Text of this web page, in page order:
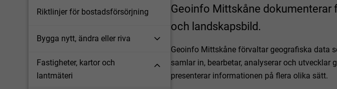
Riktlinjer för bostadsförsörjning
Bygga nytt, ändra eller riva
Fastigheter, kartor och
lantmäteri
Geoinfo Mittskåne dokumenterar
och landskapsbild.
Geoinfo Mittskåne förvaltar geografiska data
samlar in, bearbetar, analyserar och
presenterar informationen på flera olika sätt.